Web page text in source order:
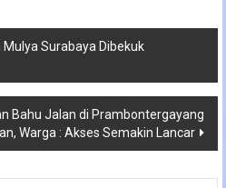
Surabaya Dibekuk
Bahu Jalan di Prambontergayang
Warga : Akses Semakin Lancar